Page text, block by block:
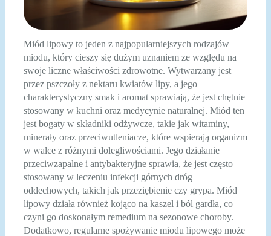
Miód lipowy to jeden z najpopularniejszych rodzajów
miodu, który cieszy się dużym uznaniem ze względu na
swoje liczne właściwości zdrowotne. Wytwarzany jest
przez pszczoły z nektaru kwiatów lipy, a jego
charakterystyczny smak i aromat sprawiają, że jest chętnie
stosowany w kuchni oraz medycynie naturalnej. Miód ten
jest bogaty w składniki odżywcze, takie jak witaminy,
minerały oraz przeciwutleniacze, które wspierają organizm
w walce z różnymi dolegliwościami. Jego działanie
przeciwzapalne i antybakteryjne sprawia, że jest często
stosowany w leczeniu infekcji górnych dróg
oddechowych, takich jak przeziębienie czy grypa. Miód
lipowy działa również kojąco na kaszel i ból gardła, co
czyni go doskonałym remedium na sezonowe choroby.
Dodatkowo, regularne spożywanie miodu lipowego może